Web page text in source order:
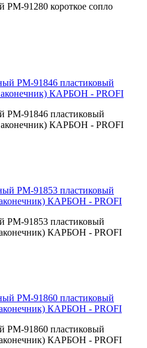
РМ-91280 короткое сопло
РМ-91846 пластиковый
КАРБОН - PROFI
РМ-91853 пластиковый
КАРБОН - PROFI
РМ-91860 пластиковый
КАРБОН - PROFI